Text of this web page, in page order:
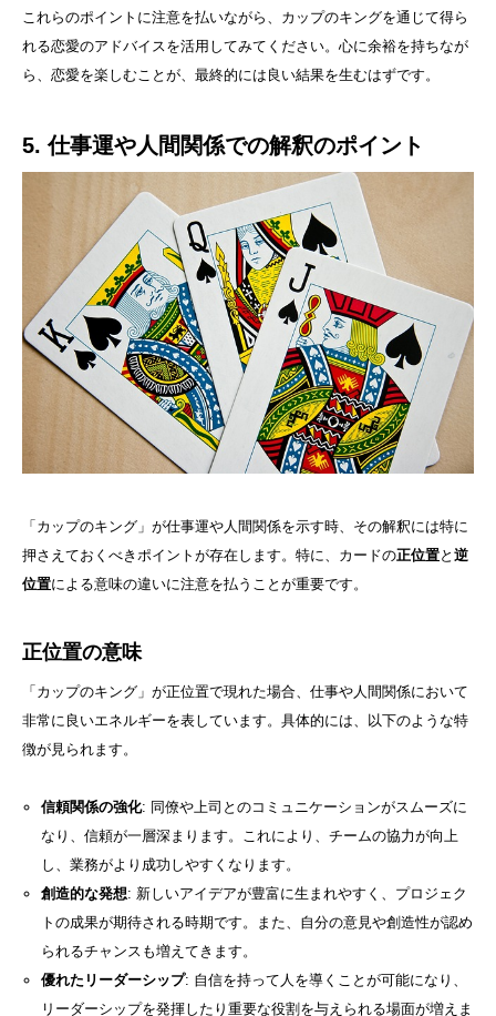
これらのポイントに注意を払いながら、カップのキングを通じて得ら
れる恋愛のアドバイスを活用してみてください。心に余裕を持ちなが
ら、恋愛を楽しむことが、最終的には良い結果を生むはずです。
5. 仕事運や人間関係での解釈のポイント
「カップのキング」が仕事運や人間関係を示す時、その解釈には特に
押さえておくべきポイントが存在します。特に、カードの正位置と 逆
位置による意味の違いに注意を払うことが重要です。
正位置の意味
「カップのキング」が正位置で現れた場合、仕事や人間関係において
非常に良いエネルギーを表しています。具体的には、以下のような特
徴が見られます。
信頼関係の強化: 同僚や上司とのコミュニケーションがスムーズに
なり、信頼が一層深まります。これにより、チームの協力が向上
し、業務がより成功しやすくなります。
創造的な発想: 新しいアイデアが豊富に生まれやすく、プロジェク
トの成果が期待される時期です。また、自分の意見や創造性が認め
られるチャンスも増えてきます。
優れたリーダーシップ: 自信を持って人を導くことが可能になり、
リーダーシップを発揮したり重要な役割を与えられる場面が増えま